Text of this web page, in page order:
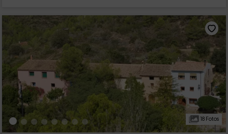
18 Fotos